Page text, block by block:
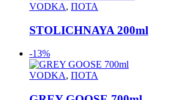
VODKA, ΠΟΤΑ
STOLICHNAYA 200ml
-13%
VODKA, ΠΟΤΑ